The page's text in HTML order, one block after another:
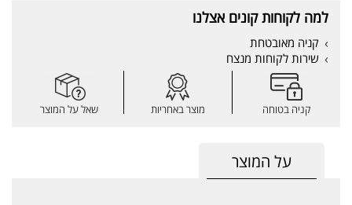
למה לקוחות קונים אצלנו
קניה מאובטחת
שירות לקוחות מנצח
קניה בטוחה מוצר באחריות שאל על המוצר
על המוצר